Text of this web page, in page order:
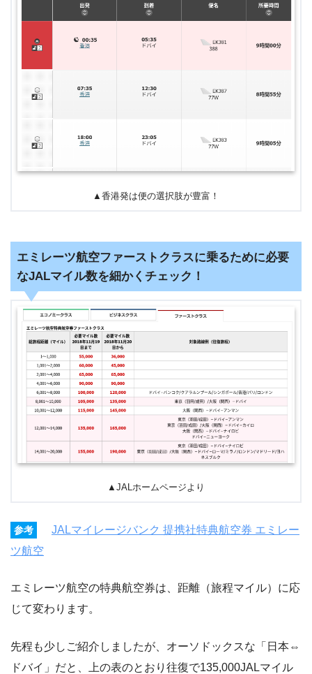
▲香港発は便の選択肢が豊富！
エミレーツ航空ファーストクラスに乗るために必要
なJALマイル数を細かくチェック！
▲JALホームページより
参考
JALマイレージバンク 提携社特典航空券 エミレー
ツ航空
エミレーツ航空の特典航空券は、距離（旅程マイル）に応
じて変わります。
先程も少しご紹介しましたが、オーソドックスな「日本⇔
ドバイ」だと、上の表のとおり往復で135,000JALマイル